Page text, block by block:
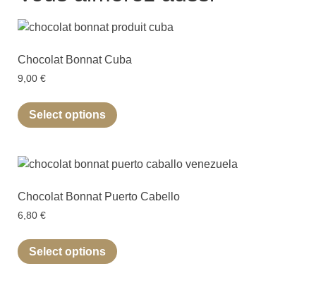
Chocolat Bonnat Cuba
9,00 €
Select options
Chocolat Bonnat Puerto Cabello
6,80 €
Select options